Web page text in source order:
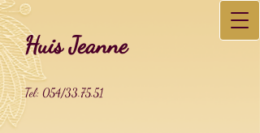
Huis Jeanne
Tel: 054/33.75.51